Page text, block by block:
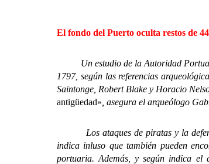
El fondo del Puerto oculta restos de
Un estudio de la Autoridad
1797, según las referencias
Saintonge, Robert Blake y Horacio
antigüedad» , asegura el arqueólogo
Los ataques de piratas y la defensa
indica inluso que también pueden
portuaria. Además, y según indica el